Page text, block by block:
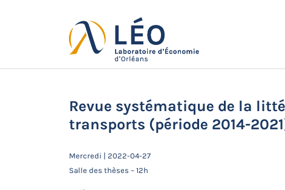
Actualités
Revue systématique de la
transports (période 2014-
Mercredi | 2022-04-27
Salle des thèses – 12h